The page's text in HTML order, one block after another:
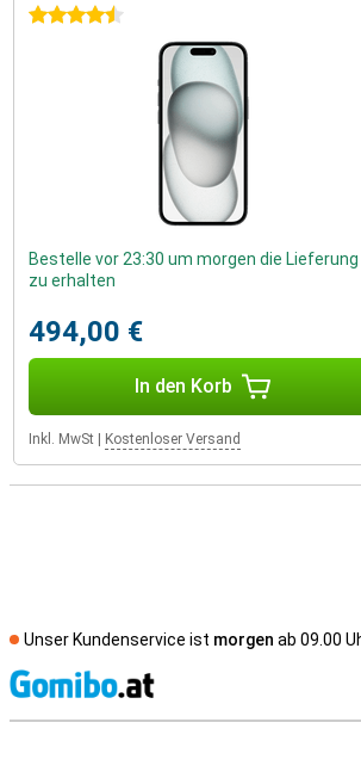
4.5 Sterne
Bestelle vor 23:30 um morgen die Lieferung
zu erhalten
494,00 €
In den Korb
Inkl. MwSt Kostenloser Versand
Unser Kundenservice ist morgen ab 09.00